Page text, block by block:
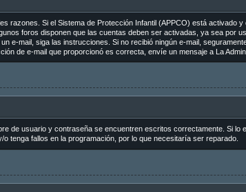
razones. Si el Sistema de Protección Infantil (APPCO) está activado
foros disponen que las cuentas deben ser activadas, ya sea por
e-mail, siga las instrucciones. Si no recibió ningún e-mail,
de e-mail que proporcionó es correcta, envíe un mensaje a La
de usuario y contraseña se encuentren escritos correctamente. Si
tenga fallos en la programación, por lo que necesitaría ser reparado.